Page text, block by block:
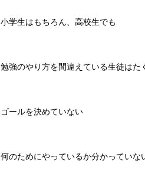
小学生はもちろん、高校生でも
勉強のやり方を間違えている生徒はた
ゴールを決めていない
何のためにやっているか分かっていな